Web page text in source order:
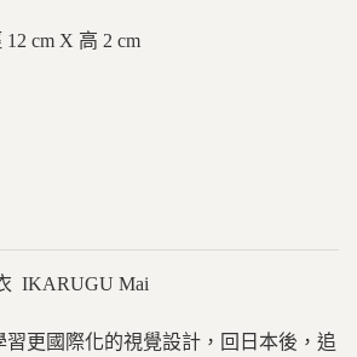
cm X 高 2 cm
IKARUGU Mai
更國際化的視覺設計，回日本後，追